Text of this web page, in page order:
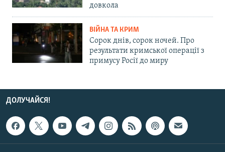
довкола
ВІЙНА ТА КРИМ
Сорок днів, сорок ночей. Про
результати кримської операції з
примусу Росії до миру
ДОЛУЧАЙСЯ!